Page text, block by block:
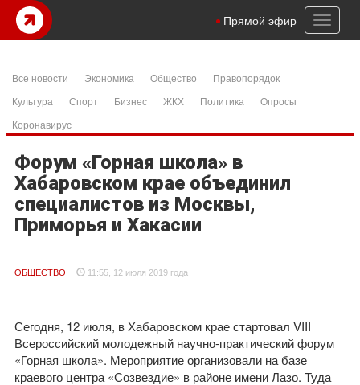
Toggle
Прямой эфир
Все новости Экономика Общество
Правопорядок
Культура
Спорт Бизнес ЖКХ Политика
Опросы
Коронавирус
Форум «Горная школа» в
Хабаровском крае объединил
специалистов из Москвы,
Приморья и Хакасии
ОБЩЕСТВО 11:55, 12 июля 2019 года
Сегодня, 12 июля, в Хабаровском крае стартовал VIII
Всероссийский молодежный научно-практический форум
«Горная школа». Мероприятие организовали на базе
краевого центра «Созвездие» в районе имени Лазо. Туда